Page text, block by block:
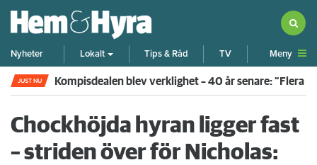
Nyheter Lokalt Tips & Råd TV Meny
JUST NU Kompisdealen blev verklighet – 40 år senare: "Flera
Chockhöjda hyran ligger fast
– striden över för Nicholas: